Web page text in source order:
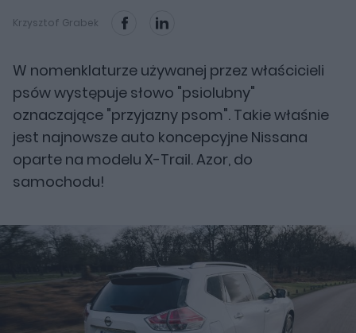
Krzysztof Grabek
W nomenklaturze używanej przez właścicieli
psów występuje słowo "psiolubny"
oznaczające "przyjazny psom". Takie właśnie
jest najnowsze auto koncepcyjne Nissana
oparte na modelu X-Trail. Azor, do
samochodu!